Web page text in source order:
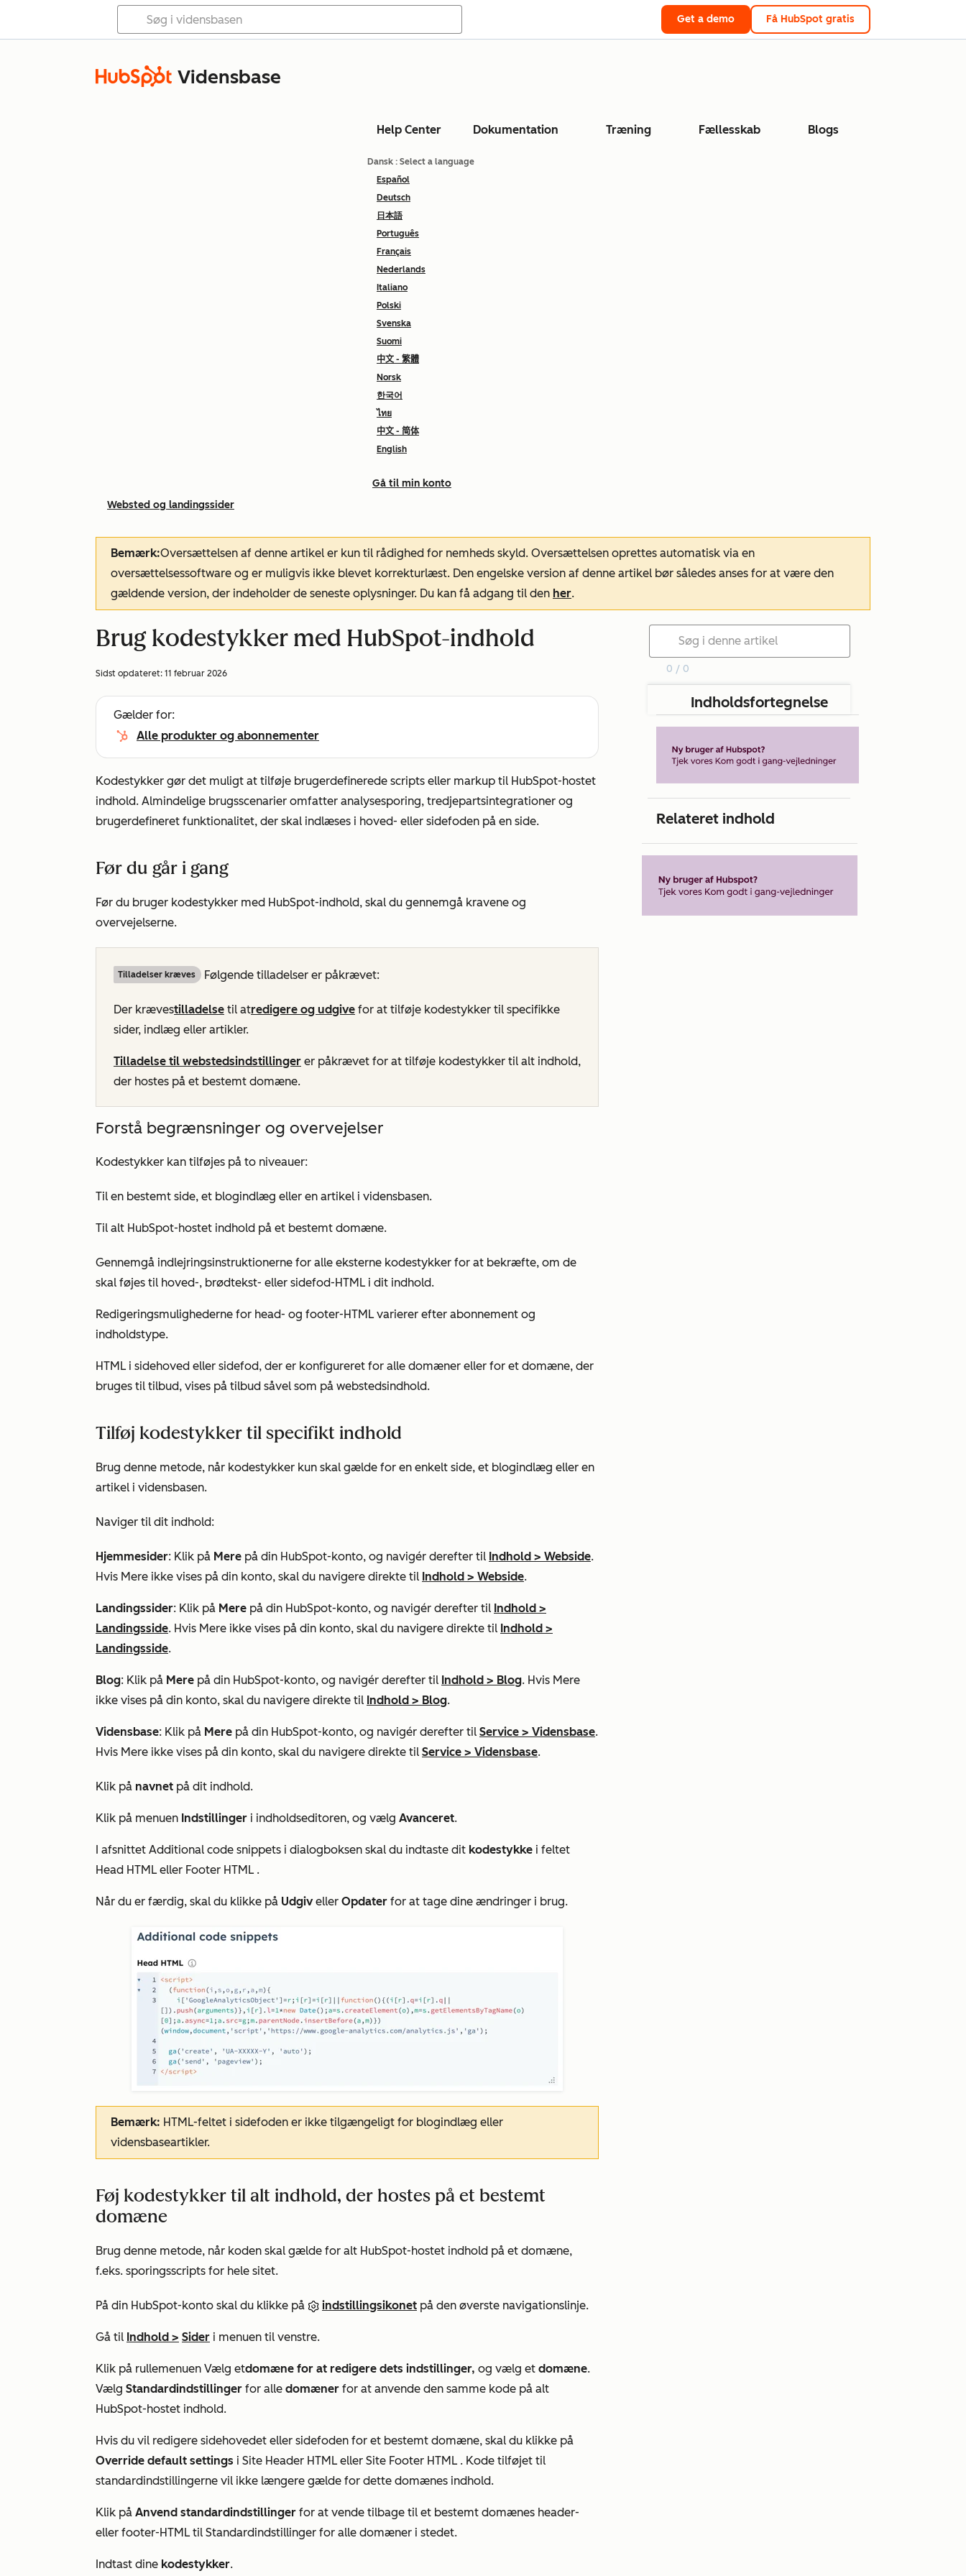
Get a demo Få HubSpot gratis
Vidensbase
Help Center Dokumentation Træning Fællesskab Blogs
Dansk : Select a language
Español
Deutsch
日本語
Português
Français
Nederlands
Italiano
Polski
Svenska
Suomi
中文 - 繁體
Norsk
한국어
ไทย
中文 - 简体
English
Gå til min konto
Websted og landingssider
Bemærk:Oversættelsen af denne artikel er kun til rådighed for nemheds skyld. Oversættelsen oprettes automatisk via en
oversættelsessoftware og er muligvis ikke blevet korrekturlæst. Den engelske version af denne artikel bør således anses for at være den
gældende version, der indeholder de seneste oplysninger. Du kan få adgang til den her.
Brug kodestykker med HubSpot-indhold
Sidst opdateret: 11 februar 2026
Gælder for:
Alle produkter og abonnementer
Kodestykker gør det muligt at tilføje brugerdefinerede scripts eller markup til HubSpot-hostet
indhold. Almindelige brugsscenarier omfatter analysesporing, tredjepartsintegrationer og
brugerdefineret funktionalitet, der skal indlæses i hoved- eller sidefoden på en side.
Før du går i gang
Før du bruger kodestykker med HubSpot-indhold, skal du gennemgå kravene og
overvejelserne.
Tilladelser kræves Følgende tilladelser er påkrævet:
Der krævestilladelse til atredigere og udgive for at tilføje kodestykker til specifikke
sider, indlæg eller artikler.
Tilladelse til webstedsindstillinger er påkrævet for at tilføje kodestykker til alt indhold,
der hostes på et bestemt domæne.
Forstå begrænsninger og overvejelser
Kodestykker kan tilføjes på to niveauer:
Til en bestemt side, et blogindlæg eller en artikel i vidensbasen.
Til alt HubSpot-hostet indhold på et bestemt domæne.
Gennemgå indlejringsinstruktionerne for alle eksterne kodestykker for at bekræfte, om de
skal føjes til hoved-, brødtekst- eller sidefod-HTML i dit indhold.
Redigeringsmulighederne for head- og footer-HTML varierer efter abonnement og
indholdstype.
HTML i sidehoved eller sidefod, der er konfigureret for alle domæner eller for et domæne, der
bruges til tilbud, vises på tilbud såvel som på webstedsindhold.
Tilføj kodestykker til specifikt indhold
Brug denne metode, når kodestykker kun skal gælde for en enkelt side, et blogindlæg eller en
artikel i vidensbasen.
Naviger til dit indhold:
Hjemmesider: Klik på Mere på din HubSpot-konto, og navigér derefter til Indhold > Webside.
Hvis Mere ikke vises på din konto, skal du navigere direkte til Indhold > Webside.
Landingssider: Klik på Mere på din HubSpot-konto, og navigér derefter til Indhold >
Landingsside. Hvis Mere ikke vises på din konto, skal du navigere direkte til Indhold >
Landingsside.
Blog: Klik på Mere på din HubSpot-konto, og navigér derefter til Indhold > Blog. Hvis Mere
ikke vises på din konto, skal du navigere direkte til Indhold > Blog.
Vidensbase: Klik på Mere på din HubSpot-konto, og navigér derefter til Service > Vidensbase.
Hvis Mere ikke vises på din konto, skal du navigere direkte til Service > Vidensbase.
Klik på navnet på dit indhold.
Klik på menuen Indstillinger i indholdseditoren, og vælg Avanceret.
I afsnittet Additional code snippets i dialogboksen skal du indtaste dit kodestykke i feltet
Head HTML eller Footer HTML .
Når du er færdig, skal du klikke på Udgiveller Opdater for at tage dine ændringer i brug.
Bemærk: HTML-feltet i sidefoden er ikke tilgængeligt for blogindlæg eller
vidensbaseartikler.
Føj kodestykker til alt indhold, der hostes på et bestemt
domæne
Brug denne metode, når koden skal gælde for alt HubSpot-hostet indhold på et domæne,
f.eks. sporingsscripts for hele sitet.
På din HubSpot-konto skal du klikke på indstillingsikonet på den øverste navigationslinje.
Gå til Indhold > Sider i menuen til venstre.
Klik på rullemenuen Vælg etdomæne for at redigere dets indstillinger, og vælg et domæne.
Vælg Standardindstillinger for alle domæner for at anvende den samme kode på alt
HubSpot-hostet indhold.
Hvis du vil redigere sidehovedet eller sidefoden for et bestemt domæne, skal du klikke på
Override default settings i Site Header HTML eller Site Footer HTML . Kode tilføjet til
standardindstillingerne vil ikke længere gælde for dette domænes indhold.
Klik på Anvend standardindstillinger for at vende tilbage til et bestemt domænes header-
eller footer-HTML til Standardindstillinger for alle domæner i stedet.
Indtast dine kodestykker.
0 / 0
Indholdsfortegnelse
Relateret indhold